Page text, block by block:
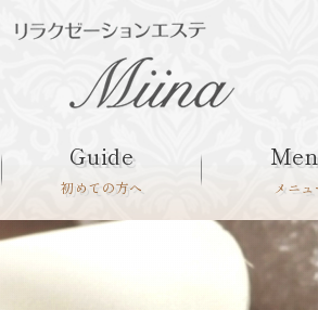
Guide
初めての方へ メニ